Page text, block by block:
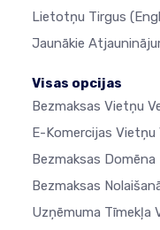
Lietotņu Tirgus
Jaunākie
Visas opcijas
Bezmaksas Vietņu
E-Komercijas Vietņu
Bezmaksas
Bezmaksas
Uzņēmuma Tīmekļa